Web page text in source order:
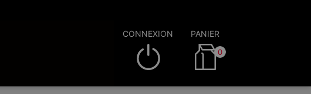
CONNEXION PANIER
0